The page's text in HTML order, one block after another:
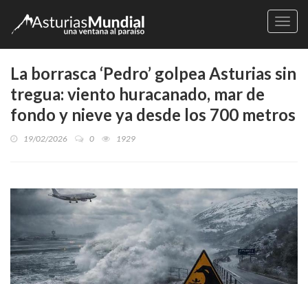
La borrasca ‘Pedro’ golpea Asturias sin
tregua: viento huracanado, mar de
fondo y nieve ya desde los 700 metros
19/02/2026 0 1929